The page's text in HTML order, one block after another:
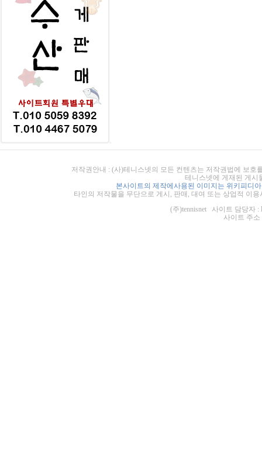
저작권안내 : (사)테니스넷의 모든 컨텐츠는 저작권법에 보
테니스넷에 게재된 게시
본사이트의 제작에사용된 이미지는 위키피디
타인의 저작물을 무단으로 게시, 판매, 대여 또는 상업적 이
(주)tennisnet 사이트 담당자 :
사이트 주